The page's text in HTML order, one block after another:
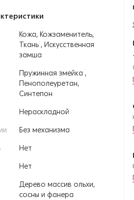
Кожа, Кожзаменитель,
Ткань , Искусственная
замша
Пружинная змейка ,
Пенополеуретан,
Синтепон
Нераскладной
Без механизма
Нет
Нет
Дерево массив ольхи,
сосны и фанера